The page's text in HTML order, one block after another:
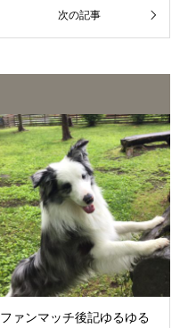
ファンマッチ後記ゆるゆる